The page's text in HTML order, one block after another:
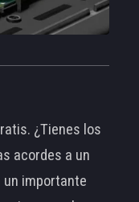
¿Tienes los
acordes a un
un importante